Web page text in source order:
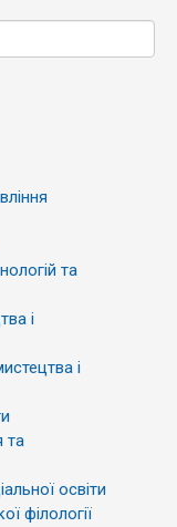
та
і
і
та
освіти
філології